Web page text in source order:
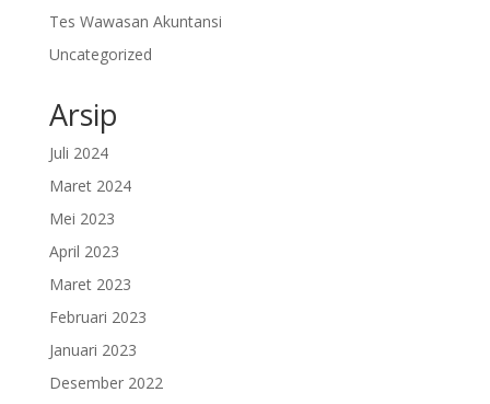
Tes Wawasan Akuntansi
Uncategorized
Arsip
Juli 2024
Maret 2024
Mei 2023
April 2023
Maret 2023
Februari 2023
Januari 2023
Desember 2022